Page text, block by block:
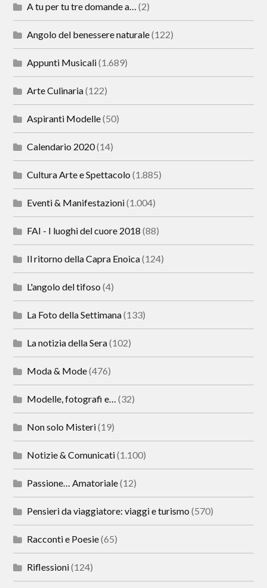
A tu per tu tre domande a… (2)
Angolo del benessere naturale(122)
Appunti Musicali(1.689)
Arte Culinaria(122)
Aspiranti Modelle(50)
Calendario 2020(14)
Cultura Arte e Spettacolo (1.885)
Eventi & Manifestazioni(1.004)
FAI - I luoghi del cuore 2018 (88)
Il ritorno della Capra Enoica(124)
L'angolo del tifoso (4)
La Foto della Settimana(133)
La notizia della Sera(102)
Moda & Mode(476)
Modelle, fotografi e… (32)
Non solo Misteri(19)
Notizie & Comunicati(1.100)
Passione… Amatoriale(12)
Pensieri da viaggiatore: viaggi e turismo (570)
Racconti e Poesie(65)
Riflessioni(124)